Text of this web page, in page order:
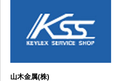
山木金属(株)